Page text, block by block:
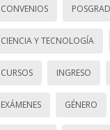
CONVENIOS
CIENCIA Y TECNOLOGÍA
CURSOS INGRESO
EXÁMENES GÉNERO